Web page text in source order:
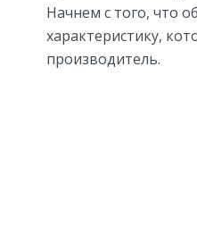
Начнем с того, что
характеристику,
производитель.